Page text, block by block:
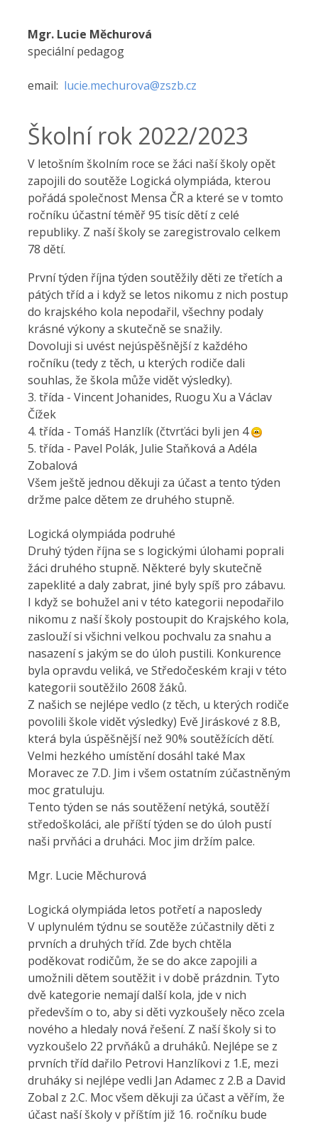
Mgr. Lucie Měchurová
speciální pedagog
email: lucie.mechurova@zszb.cz
Školní rok 2022/2023
V letošním školním roce se žáci naší školy opět
zapojili do soutěže Logická olympiáda, kterou
pořádá společnost Mensa ČR a které se v tomto
ročníku účastní téměř 95 tisíc dětí z celé
republiky. Z naší školy se zaregistrovalo celkem
78 dětí.
První týden října týden soutěžily děti ze třetích a
pátých tříd a i když se letos nikomu z nich postup
do krajského kola nepodařil, všechny podaly
krásné výkony a skutečně se snažily.
Dovoluji si uvést nejúspěšnější z každého
ročníku (tedy z těch, u kterých rodiče dali
souhlas, že škola může vidět výsledky).
3. třída - Vincent Johanides, Ruogu Xu a Václav
Čížek
4. třída - Tomáš Hanzlík (čtvrťáci byli jen 4
5. třída - Pavel Polák, Julie Staňková a Adéla
Zobalová
Všem ještě jednou děkuji za účast a tento týden
držme palce dětem ze druhého stupně.
Logická olympiáda podruhé
Druhý týden října se s logickými úlohami poprali
žáci druhého stupně. Některé byly skutečně
zapeklité a daly zabrat, jiné byly spíš pro zábavu.
I když se bohužel ani v této kategorii nepodařilo
nikomu z naší školy postoupit do Krajského kola,
zaslouží si všichni velkou pochvalu za snahu a
nasazení s jakým se do úloh pustili. Konkurence
byla opravdu veliká, ve Středočeském kraji v této
kategorii soutěžilo 2608 žáků.
Z našich se nejlépe vedlo (z těch, u kterých rodiče
povolili škole vidět výsledky) Evě Jiráskové z 8.B,
která byla úspěšnější než 90% soutěžících dětí.
Velmi hezkého umístění dosáhl také Max
Moravec ze 7.D. Jim i všem ostatním zúčastněným
moc gratuluju.
Tento týden se nás soutěžení netýká, soutěží
středoškoláci, ale příští týden se do úloh pustí
naši prvňáci a druháci. Moc jim držím palce.
Mgr. Lucie Měchurová
Logická olympiáda letos potřetí a naposledy
V uplynulém týdnu se soutěže zúčastnily děti z
prvních a druhých tříd. Zde bych chtěla
poděkovat rodičům, že se do akce zapojili a
umožnili dětem soutěžit i v době prázdnin. Tyto
dvě kategorie nemají další kola, jde v nich
především o to, aby si děti vyzkoušely něco zcela
nového a hledaly nová řešení. Z naší školy si to
vyzkoušelo 22 prvňáků a druháků. Nejlépe se z
prvních tříd dařilo Petrovi Hanzlíkovi z 1.E, mezi
druháky si nejlépe vedli Jan Adamec z 2.B a David
Zobal z 2.C. Moc všem děkuji za účast a věřím, že
účast naší školy v příštím již 16. ročníku bude